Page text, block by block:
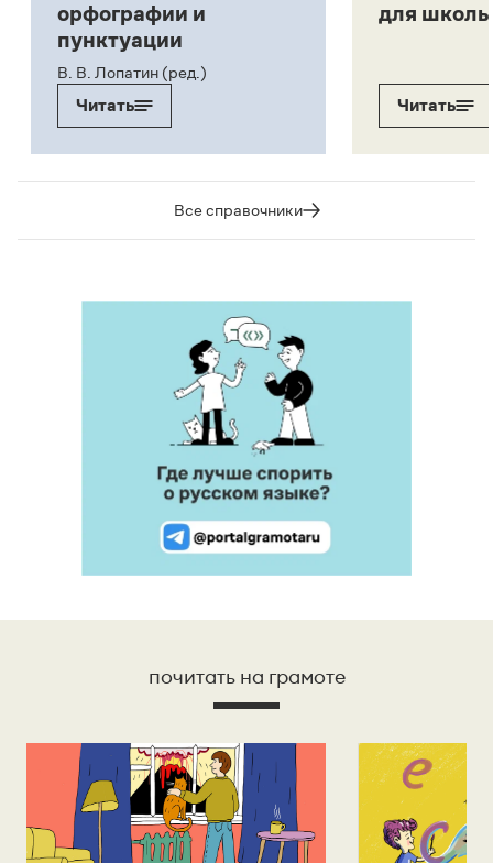
орфографии и
пунктуации
В. В. Лопатин (ред.)
Читать
для
Читать
Все справочники
почитать на грамоте